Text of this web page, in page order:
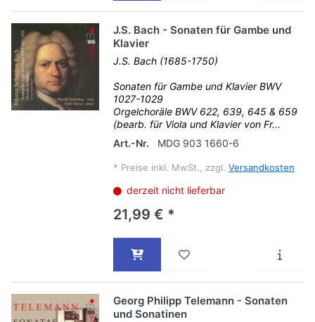
J.S. Bach - Sonaten für Gambe und
Klavier
J.S. Bach (1685-1750)
Sonaten für Gambe und Klavier BWV
1027-1029
Orgelchoräle BWV 622, 639, 645 & 659
(bearb. für Viola und Klavier von Fr...
Art.-Nr.
MDG 903 1660-6
* Preise inkl. MwSt., zzgl. Versandkosten
derzeit nicht lieferbar
21,99 € *
Georg Philipp Telemann - Sonaten
und Sonatinen